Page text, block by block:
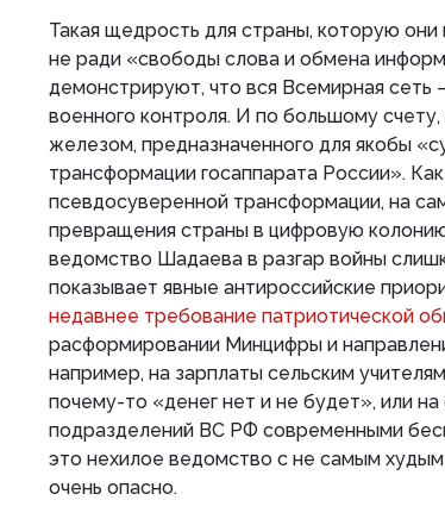
Такая щедрость для страны, которую
не ради «свободы слова и обмена
демонстрируют, что вся Всемирная сеть
военного контроля. И по большому
железом, предназначенного для якобы
трансформации госаппарата России».
псевдосуверенной трансформации, на
превращения страны в цифровую
ведомство Шадаева в разгар войны
показывает явные антироссийские
недавнее требование патриотической
расформировании Минцифры и
например, на зарплаты сельским
почему-то «денег нет и не будет», или
подразделений ВС РФ современными
это нехилое ведомство с не самым
очень опасно.